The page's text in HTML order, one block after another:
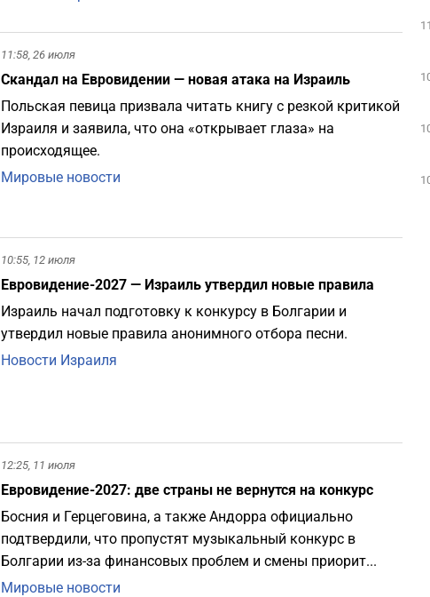
11:58, 26 июля
Скандал на Евровидении — новая атака на Израиль
Польская певица призвала читать книгу с резкой критикой
Израиля и заявила, что она «открывает глаза» на
происходящее.
Мировые новости
10:55, 12 июля
Евровидение-2027 — Израиль утвердил новые правила
Израиль начал подготовку к конкурсу в Болгарии и
утвердил новые правила анонимного отбора песни.
Новости Израиля
12:25, 11 июля
Евровидение-2027: две страны не вернутся на конкурс
Босния и Герцеговина, а также Андорра официально
подтвердили, что пропустят музыкальный конкурс в
Болгарии из-за финансовых проблем и смены приорит...
Мировые новости